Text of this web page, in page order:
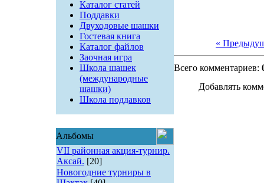
Каталог статей
Поддавки
Двуходовые шашки
Гостевая книга
Каталог файлов
Заочная игра
Школа шашек
(международные
шашки)
Школа поддавков
Альбомы
VII районная акция-турнир.
Аксай. [20]
Новогодние турниры в
«
Всего комментариев:
Добавлять